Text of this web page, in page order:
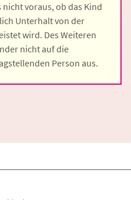
voraus, ob das Kind
Unterhalt von der
wird. Des Weiteren
nicht auf die
Person aus.